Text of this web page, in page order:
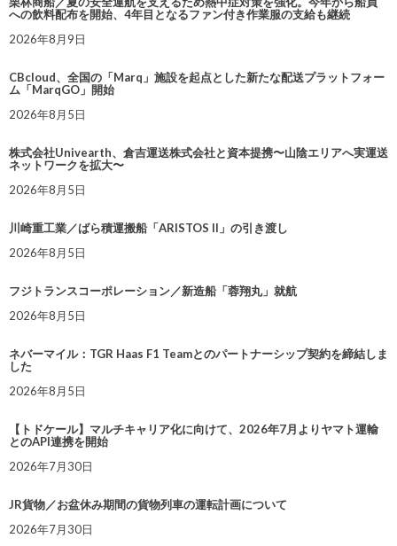
への飲料配布を開始、4年目となるファン付き作業服の支給も継続
2026年8月9日
CBcloud、全国の「Marq」施設を起点とした新たな配送プラットフォー
ム「MarqGO」開始
2026年8月5日
株式会社Univearth、倉吉運送株式会社と資本提携〜山陰エリアへ実運送
ネットワークを拡大〜
2026年8月5日
川崎重工業／ばら積運搬船「ARISTOS II」の引き渡し
2026年8月5日
フジトランスコーポレーション／新造船「蓉翔丸」就航
2026年8月5日
ネバーマイル：TGR Haas F1 Teamとのパートナーシップ契約を締結しま
した
2026年8月5日
【トドケール】マルチキャリア化に向けて、2026年7月よりヤマト運輸
とのAPI連携を開始
2026年7月30日
JR貨物／お盆休み期間の貨物列車の運転計画について
2026年7月30日